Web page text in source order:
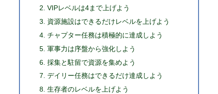
VIPレベルは4まで上げよう
資源施設はできるだけレベルを上げよう
チャプター任務は積極的に達成しよう
軍事力は序盤から強化しよう
採集と駐留で資源を集めよう
デイリー任務はできるだけ達成しよう
生存者のレベルを上げよう